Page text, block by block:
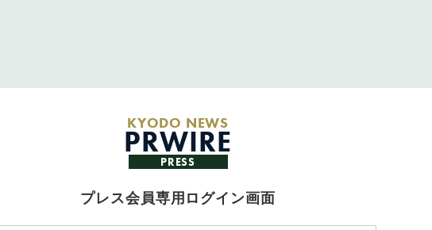
KYODO NEWS
PRWIRE
PRESS
プレス会員専用ログイン画面